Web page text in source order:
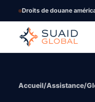
Droits de douane
Accueil/Assistance/